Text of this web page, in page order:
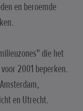
en beroemde
die het
2001 beperken.
en Utrecht.